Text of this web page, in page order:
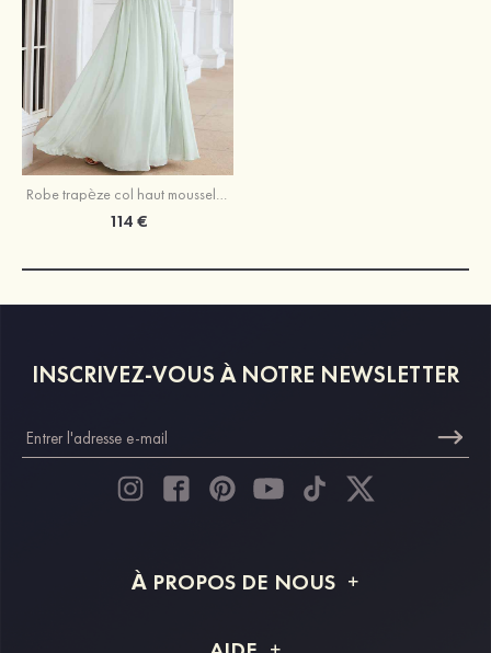
Robe trapèze col haut mousseline longueur ras du sol robe de demoiselle d'honneur avec plissé
114 €
INSCRIVEZ-VOUS À NOTRE NEWSLETTER
À PROPOS DE NOUS